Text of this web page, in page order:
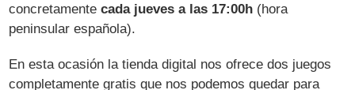
concretamentecada jueves a las 17:00h (hora
peninsular española).
En esta ocasión la tienda digital nos ofrece dos juegos
completamente gratis que nos podemos quedar para